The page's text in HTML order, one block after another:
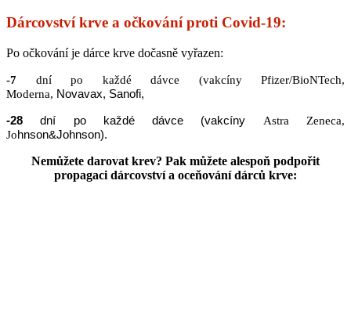
Dárcovství krve a očkování proti Covid-19:
Po očkování je dárce krve dočasně vyřazen:
-7 dní po každé dávce (vakcíny Pfizer/BioNTech,
Moderna, Novavax, Sanofi,
-28 dní po každé dávce (vakcíny Astra Zeneca,
Johnson&Johnson).
Nemůžete darovat krev? Pak můžete alespoň podpořit
propagaci dárcovství a oceňování dárců krve: